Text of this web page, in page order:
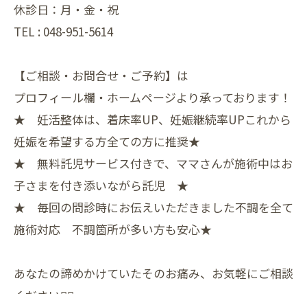
休診日：月・金・祝
TEL : 048-951-5614
【ご相談・お問合せ・ご予約】は
プロフィール欄・ホームページより承っております！
★ 妊活整体は、着床率UP、妊娠継続率UPこれから
妊娠を希望する方全ての方に推奨★
★ 無料託児サービス付きで、ママさんが施術中はお
子さまを付き添いながら託児 ★
★ 毎回の問診時にお伝えいただきました不調を全て
施術対応 不調箇所が多い方も安心★
あなたの諦めかけていたそのお痛み、お気軽にご相談